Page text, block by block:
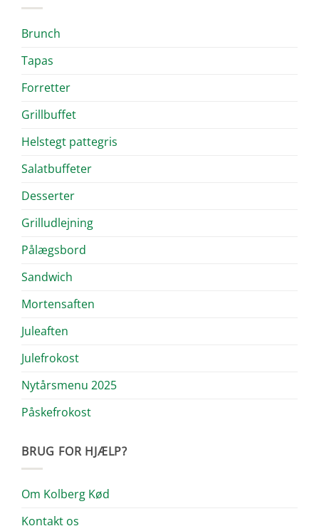
Brunch
Tapas
Forretter
Grillbuffet
Helstegt pattegris
Salatbuffeter
Desserter
Grilludlejning
Pålægsbord
Sandwich
Mortensaften
Juleaften
Julefrokost
Nytårsmenu 2025
Påskefrokost
BRUG FOR HJÆLP?
Om Kolberg Kød
Kontakt os